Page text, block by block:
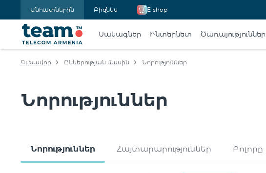
Անհատներին Բիզնես E-shop
Սակագներ Ինտերնետ Ծառայություններ
Գլխավոր Ընկերության մասին Նորություններ
Նորություններ
Նորություններ Հայտարարություններ Բոլորը